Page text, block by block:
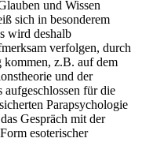
und Wissen
sich in besonderem
wird deshalb
verfolgen, durch
kommen, z.B. auf dem
und der
für die
Parapsychologie
Gespräch mit der
esoterischer